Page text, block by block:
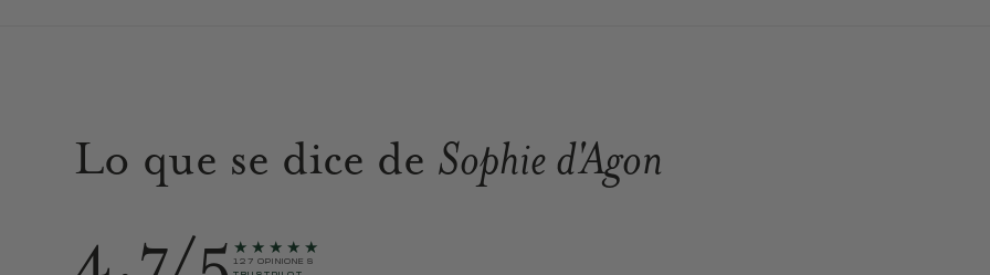
Lo que se dice de Sophie d'Agon
★★★★★
127 OPINIONES